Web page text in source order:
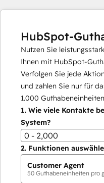
HubSpot-
Nutzen Sie
Ihnen mit HubSpot-
Verfolgen Sie jede
und zahlen Sie nur für
1.000
1. Wie viele Kontakte
System?
0 - 2,000
2. Funktionen
Customer Agent
50 Guthabeneinheiten pro